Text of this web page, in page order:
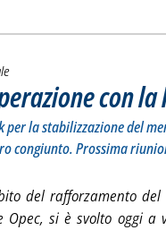
con la
per la stabilizzazione del
congiunto. Prossima
del rafforzamento
Opec, si è svolto oggi